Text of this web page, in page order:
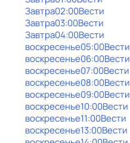
Завтра02:00Вести
Завтра03:00Вести
Завтра04:00Вести
воскресенье05:00Вести
воскресенье06:00Вести
воскресенье07:00Вести
воскресенье08:00Вести
воскресенье09:00Вести
воскресенье10:00Вести
воскресенье11:00Вести
воскресенье13:00Вести